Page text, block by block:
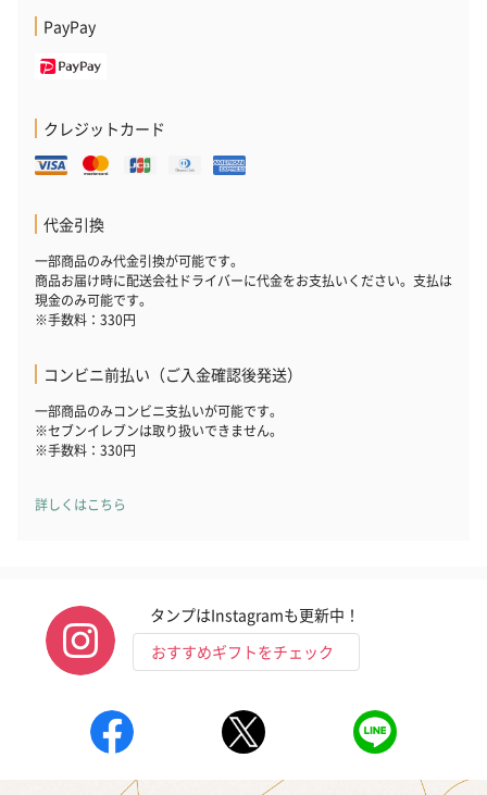
PayPay
クレジットカード
代金引換
一部商品のみ代金引換が可能です。
商品お届け時に配送会社ドライバーに代金をお支払いください。支払は
現金のみ可能です。
※手数料：330円
コンビニ前払い（ご入金確認後発送）
一部商品のみコンビニ支払いが可能です。
※セブンイレブンは取り扱いできません。
※手数料：330円
詳しくはこちら
タンプはInstagramも更新中！
おすすめギフトをチェック